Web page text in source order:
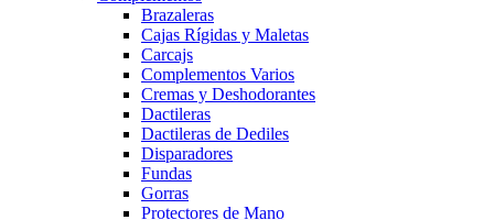
Brazaleras
Cajas Rígidas y Maletas
Carcajs
Complementos Varios
Cremas y Deshodorantes
Dactileras
Dactileras de Dediles
Disparadores
Fundas
Gorras
Protectores de Mano